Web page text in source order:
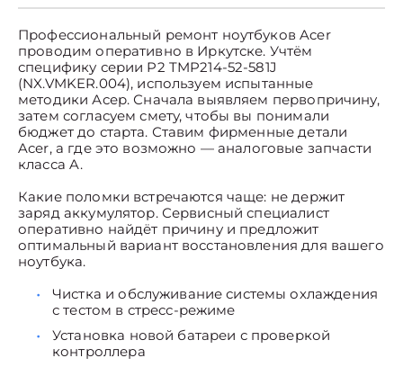
Профессиональный ремонт ноутбуков Acer
проводим оперативно в Иркутске. Учтём
специфику серии P2 TMP214-52-581J
(NX.VMKER.004), используем испытанные
методики Асер. Сначала выявляем первопричину,
затем согласуем смету, чтобы вы понимали
бюджет до старта. Ставим фирменные детали
Acer, а где это возможно — аналоговые запчасти
класса A.
Какие поломки встречаются чаще: не держит
заряд аккумулятор. Сервисный специалист
оперативно найдёт причину и предложит
оптимальный вариант восстановления для вашего
ноутбука.
Чистка и обслуживание системы охлаждения
с тестом в стресс-режиме
Установка новой батареи с проверкой
контроллера